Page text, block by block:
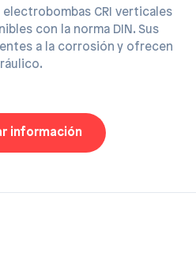
electrobombas CRI verticales
con la norma DIN. Sus
a la corrosión y ofrecen
información